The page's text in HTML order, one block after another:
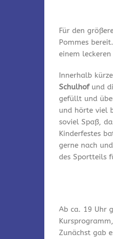
Für den
Pommes
einem leckeren
Innerhalb
Schulhof und
gefüllt und
und hörte viel
soviel Spaß,
Kinderfestes
gerne nach
des Sportteils
Ab ca. 19 Uhr
Zunächst gab